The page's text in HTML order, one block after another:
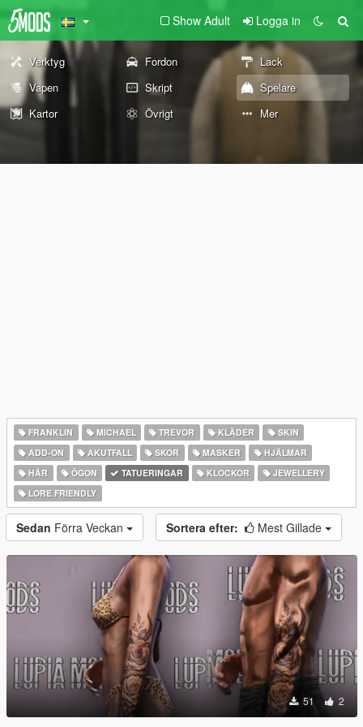
Show Adult Logga in
Verktyg Fordon
Lack
Vapen
Skript
Spelare
Kartor
Övrigt Mer
FRANKLIN MICHAEL TREVOR KLÄDER
SKIN
ADD-ON
AKUTFALL SKOR MASKER
HJÄLMAR
HÅR
ÖGON TATUERINGAR KLOCKOR
JEWELLERY
LORE FRIENDLY
Sedan Förra Veckan Sortera efter: Mest Gillade
51 2